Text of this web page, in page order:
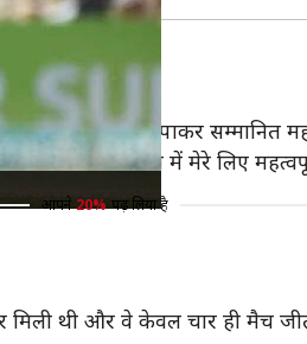
करने का मौका पाकर
और वह इस भूमिका में मेरे लिए
आपने 20% पढ़ लिया है
थी और वे केवल चार ही मैच